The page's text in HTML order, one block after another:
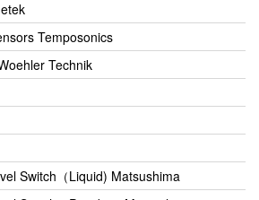
Inc)
Temposonics
Technik
Switch（Liquid) Matsushima